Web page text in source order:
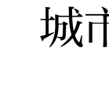
城